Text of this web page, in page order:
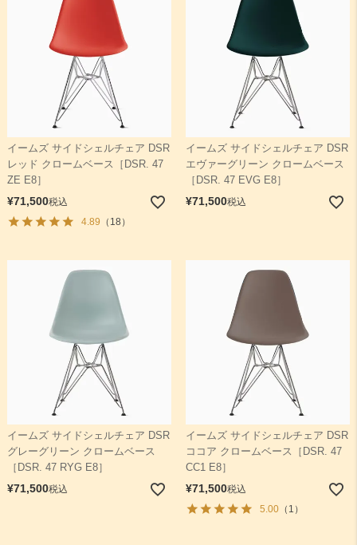
イームズ サイドシェルチェア DSR
レッド クロームベース［DSR. 47
ZE E8］
¥71,500税込
4.89 （18）
イームズ サイドシェルチェア DSR
エヴァーグリーン クロームベース
［DSR. 47 EVG E8］
¥71,500税込
イームズ サイドシェルチェア DSR
グレーグリーン クロームベース
［DSR. 47 RYG E8］
¥71,500税込
イームズ サイドシェルチェア DSR
ココア クロームベース［DSR. 47
CC1 E8］
¥71,500税込
5.00（1）